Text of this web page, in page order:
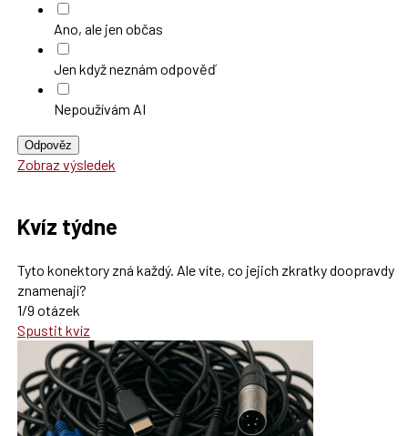
Ano, ale jen občas
Jen když neznám odpověď
Nepoužívám AI
Odpověz
Zobraz výsledek
Kvíz týdne
Tyto konektory zná každý. Ale víte, co jejich zkratky doopravdy
znamenají?
1/9 otázek
Spustit kvíz